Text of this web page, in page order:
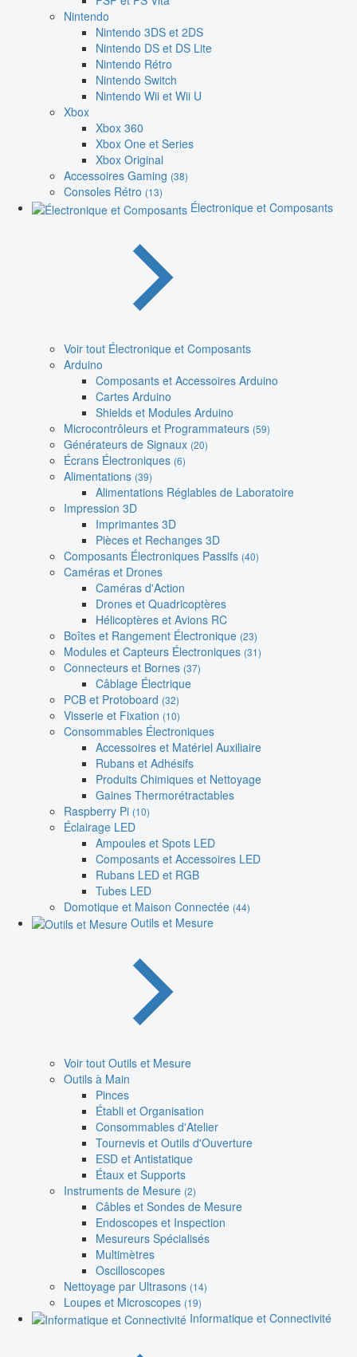
Nintendo
Nintendo 3DS et 2DS
Nintendo DS et DS Lite
Nintendo Rétro
Nintendo Switch
Nintendo Wii et Wii U
Xbox
Xbox 360
Xbox One et Series
Xbox Original
Accessoires Gaming (38)
Consoles Rétro (13)
Électronique et Composants
Voir tout Électronique et Composants
Arduino
Composants et Accessoires Arduino
Cartes Arduino
Shields et Modules Arduino
Microcontrôleurs et Programmateurs (59)
Générateurs de Signaux (20)
Écrans Électroniques (6)
Alimentations (39)
Alimentations Réglables de Laboratoire
Impression 3D
Imprimantes 3D
Pièces et Rechanges 3D
Composants Électroniques Passifs (40)
Caméras et Drones
Caméras d'Action
Drones et Quadricoptères
Hélicoptères et Avions RC
Boîtes et Rangement Électronique (23)
Modules et Capteurs Électroniques (31)
Connecteurs et Bornes (37)
Câblage Électrique
PCB et Protoboard (32)
Visserie et Fixation (10)
Consommables Électroniques
Accessoires et Matériel Auxiliaire
Rubans et Adhésifs
Produits Chimiques et Nettoyage
Gaines Thermorétractables
Raspberry Pi (10)
Éclairage LED
Ampoules et Spots LED
Composants et Accessoires LED
Rubans LED et RGB
Tubes LED
Domotique et Maison Connectée (44)
Outils et Mesure
Voir tout Outils et Mesure
Outils à Main
Pinces
Établi et Organisation
Consommables d'Atelier
Tournevis et Outils d'Ouverture
ESD et Antistatique
Étaux et Supports
Instruments de Mesure (2)
Câbles et Sondes de Mesure
Endoscopes et Inspection
Mesureurs Spécialisés
Multimètres
Oscilloscopes
Nettoyage par Ultrasons (14)
Loupes et Microscopes (19)
Informatique et Connectivité